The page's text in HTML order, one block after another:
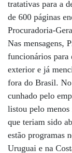
tratativas para a
de 600 páginas
Procuradoria-
Nas mensagens,
funcionários para
exterior e já
fora do Brasil.
cunhado pelo
listou pelo menos
que teriam sido
estão programas
Uruguai e na